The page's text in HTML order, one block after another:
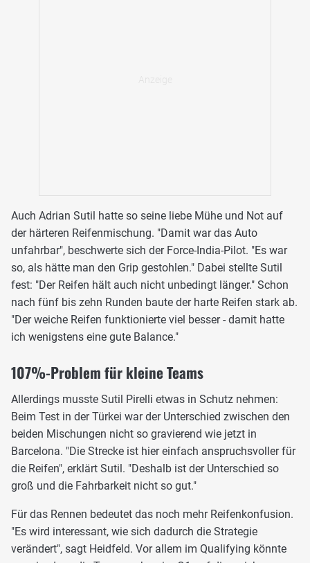
Auch Adrian Sutil hatte so seine liebe Mühe und Not auf
der härteren Reifenmischung. "Damit war das Auto
unfahrbar", beschwerte sich der Force-India-Pilot. "Es war
so, als hätte man den Grip gestohlen." Dabei stellte Sutil
fest: "Der Reifen hält auch nicht unbedingt länger." Schon
nach fünf bis zehn Runden baute der harte Reifen stark ab.
"Der weiche Reifen funktionierte viel besser - damit hatte
ich wenigstens eine gute Balance."
107%-Problem für kleine Teams
Allerdings musste Sutil Pirelli etwas in Schutz nehmen:
Beim Test in der Türkei war der Unterschied zwischen den
beiden Mischungen nicht so gravierend wie jetzt in
Barcelona. "Die Strecke ist hier einfach anspruchsvoller für
die Reifen", erklärt Sutil. "Deshalb ist der Unterschied so
groß und die Fahrbarkeit nicht so gut."
Für das Rennen bedeutet das noch mehr Reifenkonfusion.
"Es wird interessant, wie sich dadurch die Strategie
verändert", sagt Heidfeld. Vor allem im Qualifying könnte